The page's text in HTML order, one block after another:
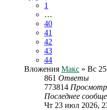
1
…
40
41
42
43
44
Вложения Макс » Вс
861 Ответы
773814
Последнее
Чт 23 июл 2026,